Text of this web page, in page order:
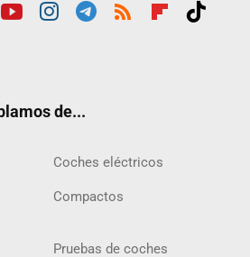
de...
Coches eléctricos
Compactos
Pruebas de coches